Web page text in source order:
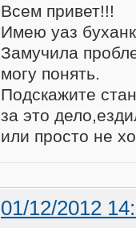
Всем привет!!!
Имею уаз
Замучила
могу понять.
Подскажите
за это
или просто не
01/12/2012